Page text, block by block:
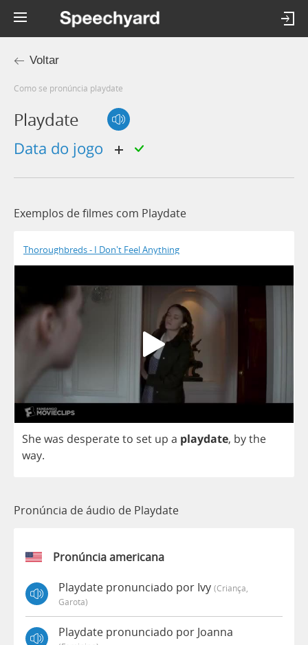
Voltar
Como se pronúncia playdate
Playdate
data do jogo
Exemplos de filmes com Playdate
Thoroughbreds - I Don't Feel Anything
Shewas desperateto set up a playdate, bythe
way.
Pronúncia de áudio de Playdate
Pronúncia americana
Playdate pronunciado por Ivy (criança,
Garota)
Playdate pronunciado por Joanna